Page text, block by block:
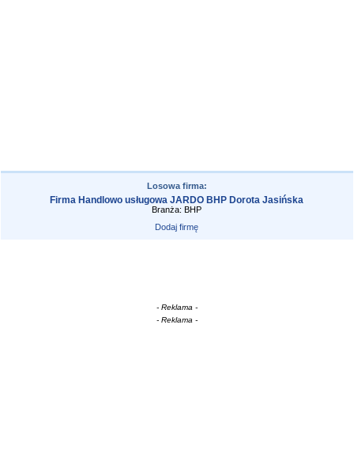
Losowa firma:
Firma Handlowo usługowa JARDO BHP Dorota Jasińska
Branża: BHP
Dodaj firmę
- Reklama -
- Reklama -